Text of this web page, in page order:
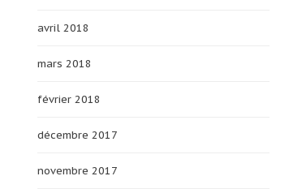
avril 2018
mars 2018
février 2018
décembre 2017
novembre 2017